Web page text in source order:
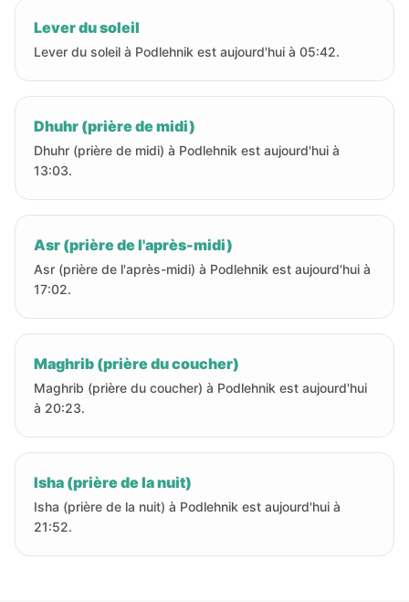
Lever du soleil
Lever du soleil à Podlehnik est aujourd'hui à 05:42.
Dhuhr (prière de midi)
Dhuhr (prière de midi) à Podlehnik est aujourd'hui à
13:03.
Asr (prière de l'après-midi)
Asr (prière de l'après-midi) à Podlehnik est aujourd'hui à
17:02.
Maghrib (prière du coucher)
Maghrib (prière du coucher) à Podlehnik est aujourd'hui
à 20:23.
Isha (prière de la nuit)
Isha (prière de la nuit) à Podlehnik est aujourd'hui à
21:52.